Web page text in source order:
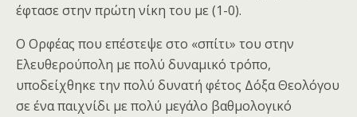
έφτασε στην πρώτη νίκη του με (1-0).
O Ορφέας που επέστεψε στο «σπίτι» του στην
Ελευθερούπολη με πολύ δυναμικό τρόπο,
υποδείχθηκε την πολύ δυνατή φέτος Δόξα Θεολόγου
σε ένα παιχνίδι με πολύ μεγάλο βαθμολογικό